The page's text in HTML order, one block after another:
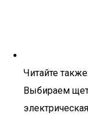
Читайте также:
Выбираем